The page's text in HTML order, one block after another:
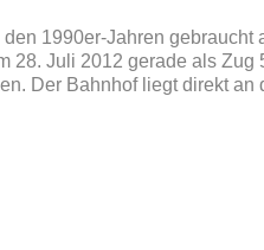
1990er-Jahren gebraucht
28. Juli 2012 gerade als Zug
Der Bahnhof liegt direkt an